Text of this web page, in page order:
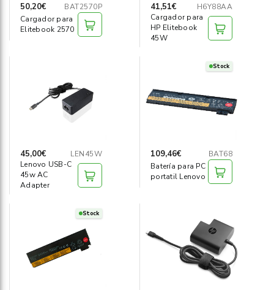
Tinta y tóner
Informática
Mobiliario
Seguridad ›
50,20€
BAT2570P
Cargador para
Elitebook 2570
41,51€
H6Y88AA
Cargador para
HP Elitebook
45W
45,00€
LEN45W
Lenovo USB-C
45w AC
Adapter
Stock
109,46€
BAT68
Batería para PC
portatil Lenovo
Stock